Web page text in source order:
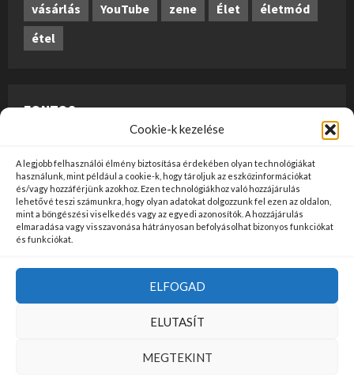
Cookie-k kezelése
A legjobb felhasználói élmény biztosítása érdekében olyan technológiákat
használunk, mint például a cookie-k, hogy tároljuk az eszközinformációkat
és/vagy hozzáférjünk azokhoz. Ezen technológiákhoz való hozzájárulás
lehetővé teszi számunkra, hogy olyan adatokat dolgozzunk fel ezen az oldalon,
mint a böngészési viselkedés vagy az egyedi azonosítók. A hozzájárulás
elmaradása vagy visszavonása hátrányosan befolyásolhat bizonyos funkciókat
és funkciókat.
ELFOGAD
ELUTASÍT
MEGTEKINT
vásárlás
YouTube zene Élet
életmód
étel
FONTOS
szerkesztői tartalomnak, előzetes ellenőrzésen
szúrópróba-szerűen esnek át, és az üzemeltető
véleményét nem tükrözik. Ha kifogással szeretne élni
valamely tartalommal kapcsolatban, kérjük jelezze
Felhasználási Feltételek